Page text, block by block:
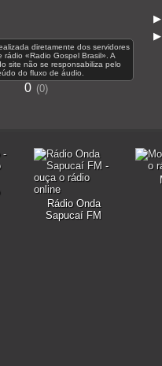
diretamente dos servidores
rádio «Radio Gospel Brasil». A
site não se responsabiliza pelo
do fluxo de áudio.
0 0
▶
▶
Rádio Onda
Sapucaí FM